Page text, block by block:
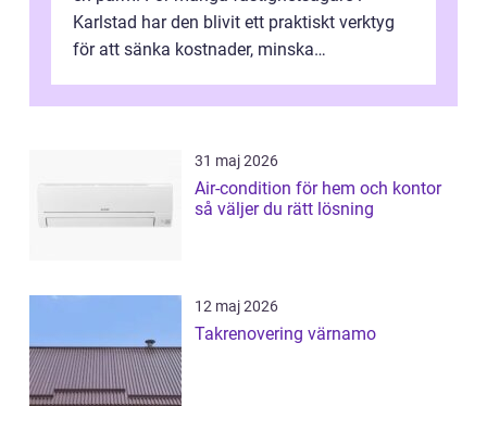
Karlstad har den blivit ett praktiskt verktyg
för att sänka kostnader, minska
31 maj 2026
Air-condition för hem och kontor
så väljer du rätt lösning
12 maj 2026
Takrenovering värnamo